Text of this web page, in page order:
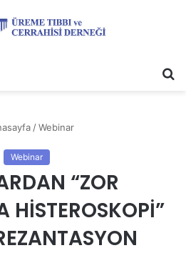
/Webinar
Webinar
“ZOR
HİSTEROSKOPİ”